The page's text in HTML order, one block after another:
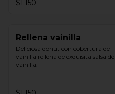
$1.150
Rellena vainilla
Deliciosa donut con cobertura de
vainilla rellena de exquisita salsa de
vainilla.